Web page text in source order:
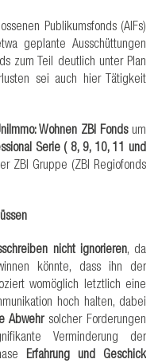
Publikumsfonds (AIFs)
geplante Ausschüttungen
zum Teil deutlich unter Plan
sei auch hier Tätigkeit
Wohnen ZBI Fonds um
Serie ( 8, 9, 10, 11 und
ZBI Gruppe (ZBI Regiofonds
nicht ignorieren, da
könnte, dass ihn der
womöglich letztlich eine
hoch halten, dabei
Abwehrsolcher Forderungen
Verminderung der
Erfahrung und Geschick